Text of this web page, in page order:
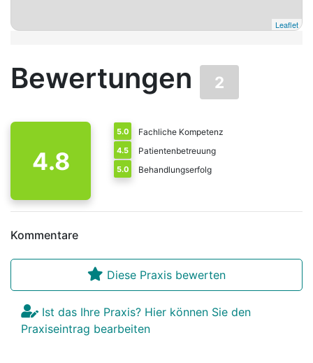
Leaflet
Bewertungen 2
4.8
5.0 Fachliche Kompetenz
4.5 Patientenbetreuung
5.0 Behandlungserfolg
Kommentare
Diese Praxis bewerten
Ist das Ihre Praxis? Hier können Sie den
Praxiseintrag bearbeiten